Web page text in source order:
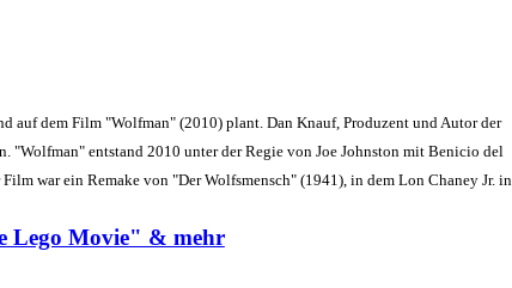
auf dem Film "Wolfman" (2010) plant. Dan Knauf, Produzent und Autor der
"Wolfman" entstand 2010 unter der Regie von Joe Johnston mit Benicio del
war ein Remake von "Der Wolfsmensch" (1941), in dem Lon Chaney Jr. in
Lego Movie" & mehr